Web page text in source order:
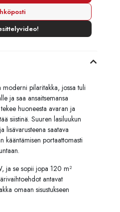
pilaritakka, jossa tuli
ja saa ansaitsemansa
huoneesta avaran ja
siistinä. Suuren lasiluukun
lisävarusteena saatava
kääntämisen portaattomasti
ja se sopii jopa 120 m²
antavat
omaan sisustukseen